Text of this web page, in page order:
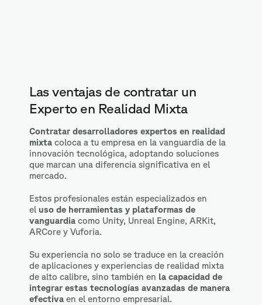
Las ventajas de contratar un
Experto en Realidad Mixta
Contratar desarrolladores expertos en realidad
mixta coloca a tu empresa en la vanguardia de la
innovación tecnológica, adoptando soluciones
que marcan una diferencia significativa en el
mercado.
Estos profesionales están especializados en
el uso de herramientas y plataformas de
vanguardia como Unity, Unreal Engine, ARKit,
ARCore y Vuforia.
Su experiencia no solo se traduce en la creación
de aplicaciones y experiencias de realidad mixta
de alto calibre, sino también en la capacidad de
integrar estas tecnologías avanzadas de manera
efectiva en el entorno empresarial.